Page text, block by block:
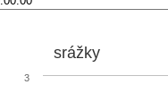
srážky
3